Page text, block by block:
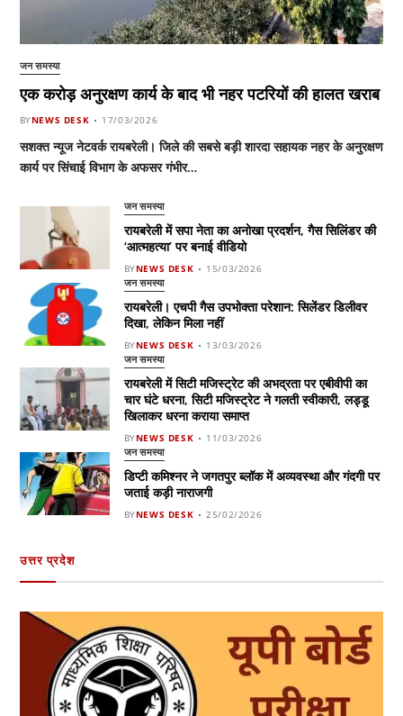
जन समस्या
एक करोड़ अनुरक्षण कार्य के बाद भी नहर पटरियों की हालत खराब
BYNEWS DESK 17/03/2026
सशक्त न्यूज नेटवर्क रायबरेली। जिले की सबसे बड़ी शारदा सहायक नहर के अनुरक्षण
कार्य पर सिंचाई विभाग के अफसर गंभीर…
जन समस्या
रायबरेली में सपा नेता का अनोखा प्रदर्शन, गैस सिलिंडर की
‘आत्महत्या’ पर बनाई वीडियो
BYNEWS DESK 15/03/2026
जन समस्या
रायबरेली। एचपी गैस उपभोक्ता परेशान: सिलेंडर डिलीवर
दिखा, लेकिन मिला नहीं
BYNEWS DESK 13/03/2026
जन समस्या
रायबरेली में सिटी मजिस्ट्रेट की अभद्रता पर एबीवीपी का
चार घंटे धरना, सिटी मजिस्ट्रेट ने गलती स्वीकारी, लड्डू
खिलाकर धरना कराया समाप्त
BYNEWS DESK 11/03/2026
जन समस्या
डिप्टी कमिश्नर ने जगतपुर ब्लॉक में अव्यवस्था और गंदगी पर
जताई कड़ी नाराजगी
BYNEWS DESK 25/02/2026
उत्तर प्रदेश